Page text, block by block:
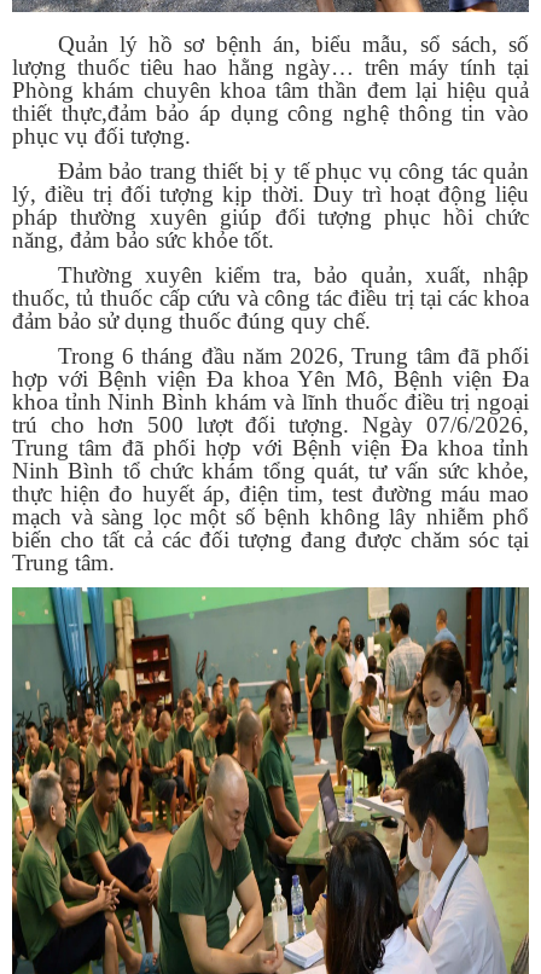
Quản lý hồ sơ bệnh án, biểu mẫu, sổ sách, số
lượng thuốc tiêu hao hằng ngày… trên máy tính tại
Phòng khám chuyên khoa tâm thần đem lại hiệu quả
thiết thực,đảm bảo áp dụng công nghệ thông tin vào
phục vụ đối tượng.
Đảm bảo trang thiết bị y tế phục vụ công tác quản
lý, điều trị đối tượng kịp thời. Duy trì hoạt động liệu
pháp thường xuyên giúp đối tượng phục hồi chức
năng, đảm bảo sức khỏe tốt.
Thường xuyên kiểm tra, bảo quản, xuất, nhập
thuốc, tủ thuốc cấp cứu và công tác điều trị tại các khoa
đảm bảo sử dụng thuốc đúng quy chế.
Trong 6 tháng đầu năm 2026, Trung tâm đã phối
hợp với Bệnh viện Đa khoa Yên Mô, Bệnh viện Đa
khoa tỉnh Ninh Bình khám và lĩnh thuốc điều trị ngoại
trú cho hơn 500 lượt đối tượng. Ngày 07/6/2026,
Trung tâm đã phối hợp với Bệnh viện Đa khoa tỉnh
Ninh Bình tổ chức khám tổng quát, tư vấn sức khỏe,
thực hiện đo huyết áp, điện tim, test đường máu mao
mạch và sàng lọc một số bệnh không lây nhiễm phổ
biến cho tất cả các đối tượng đang được chăm sóc tại
Trung tâm.